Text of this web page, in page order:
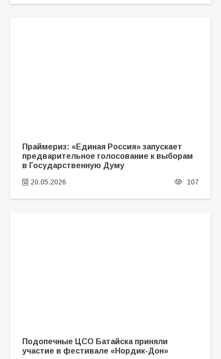
Праймериз: «Единая Россия» запускает
предварительное голосование к выборам
в Государственную Думу
20.05.2026 107
Подопечные ЦСО Батайска приняли
участие в фестивале «Нордик-Дон»